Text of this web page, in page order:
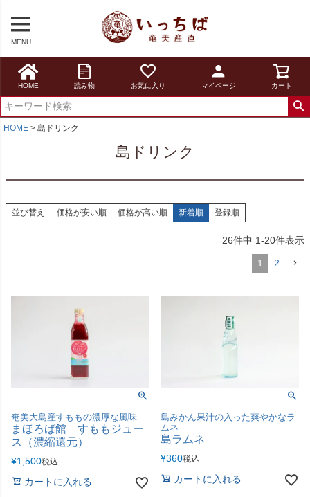
MENU
HOME 読み物 お気に入り マイページ カート
HOME 島ドリンク
島ドリンク
並び替え 価格が安い順 価格が高い順 新着順 登録順
26件中 1-20件表示
1 2
奄美大島産すももの濃厚な風味
まほろば館 すももジュー
ス（濃縮還元）
¥1,500税込
カートに入れる
島みかん果汁の入った爽やかなラ
ムネ
島ラムネ
¥360税込
カートに入れる